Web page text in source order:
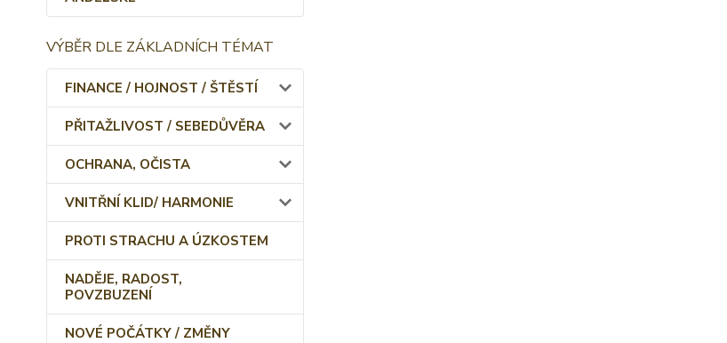
VÝBĚR DLE ZÁKLADNÍCH TÉMAT
FINANCE / HOJNOST / ŠTĚSTÍ
PŘITAŽLIVOST / SEBEDŮVĚRA
OCHRANA, OČISTA
VNITŘNÍ KLID/ HARMONIE
PROTI STRACHU A ÚZKOSTEM
NADĚJE, RADOST,
POVZBUZENÍ
NOVÉ POČÁTKY / ZMĚNY